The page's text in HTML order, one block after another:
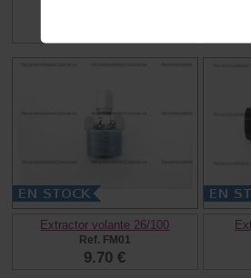
Extractor volante 26/100
Ref. FM01
9.70 €